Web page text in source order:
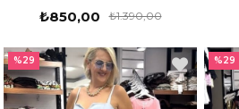
₺850,00 ₺1.390,00
%29 %29